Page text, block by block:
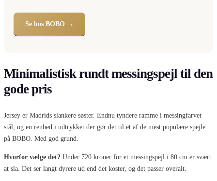
Se hos BOBO →
Minimalistisk rundt messingspejl til den
gode pris
Jersey er Madrids slankere søster. Endnu tyndere ramme i messingfarvet
stål, og en renhed i udtrykket der gør det til et af de mest populære spejle
på BOBO. Med god grund.
Hvorfor vælge det? Under 720 kroner for et messingspejl i 80 cm er svært
at sla. Det ser langt dyrere ud end det koster, og det passer overalt.